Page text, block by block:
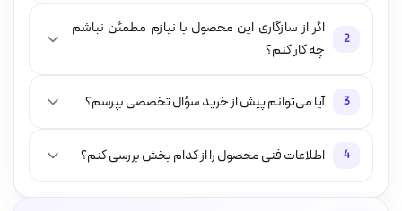
2
اگر از سازگاری این محصول با نیازم مطمئن نباشم
چه کار کنم؟
3 آیا می‌توانم پیش از خرید سؤال تخصصی بپرسم؟
4 اطلاعات فنی محصول را از کدام بخش بررسی کنم؟